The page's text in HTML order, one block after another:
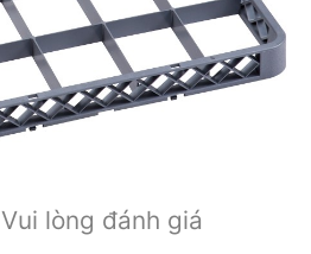
Vui lòng đánh giá